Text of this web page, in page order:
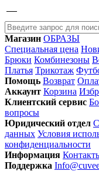
Магазин ОБРАЗЫ
Специальная цена
Брюки Комбинезоны
Платья Трикотаж
Помощь Возврат
Аккаунт Корзина
Клиентский сервис
вопросы
Юридический отдел
данных Условия
конфиденциальности
Информация
Поддержка